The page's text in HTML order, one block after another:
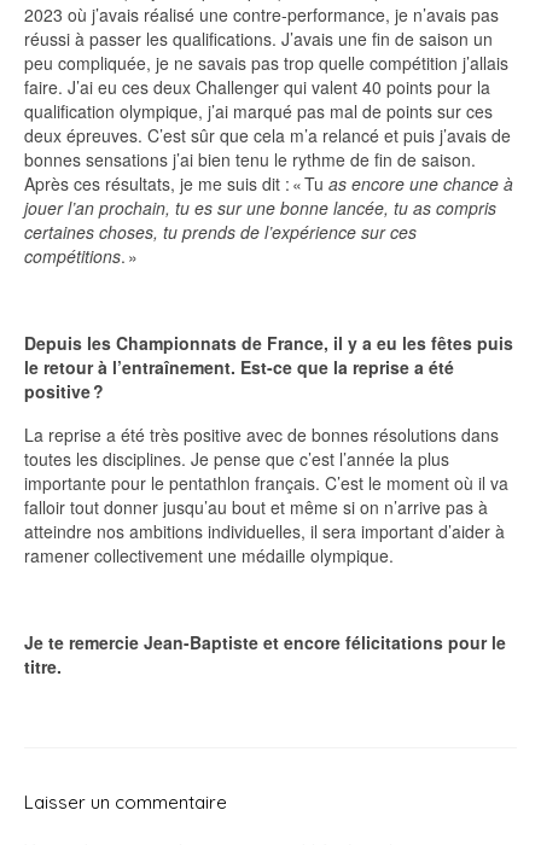
2023 où j’avais réalisé une contre-performance, je n’avais pas
réussi à passer les qualifications. J’avais une fin de saison un
peu compliquée, je ne savais pas trop quelle compétition j’allais
faire. J’ai eu ces deux Challenger qui valent 40 points pour la
qualification olympique, j’ai marqué pas mal de points sur ces
deux épreuves. C’est sûr que cela m’a relancé et puis j’avais de
bonnes sensations j’ai bien tenu le rythme de fin de saison.
Après ces résultats, je me suis dit : « Tu as encore une chance à
jouer l’an prochain, tu es sur une bonne lancée, tu as compris
certaines choses, tu prends de l’expérience sur ces
compétitions. »
Depuis les Championnats de France, il y a eu les fêtes puis
le retour à l’entraînement. Est-ce que la reprise a été
positive ?
La reprise a été très positive avec de bonnes résolutions dans
toutes les disciplines. Je pense que c’est l’année la plus
importante pour le pentathlon français. C’est le moment où il va
falloir tout donner jusqu’au bout et même si on n’arrive pas à
atteindre nos ambitions individuelles, il sera important d’aider à
ramener collectivement une médaille olympique.
Je te remercie Jean-Baptiste et encore félicitations pour le
titre.
Laisser un commentaire